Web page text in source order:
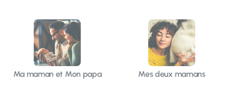
Ma maman et Mon papa Mes deux mamans